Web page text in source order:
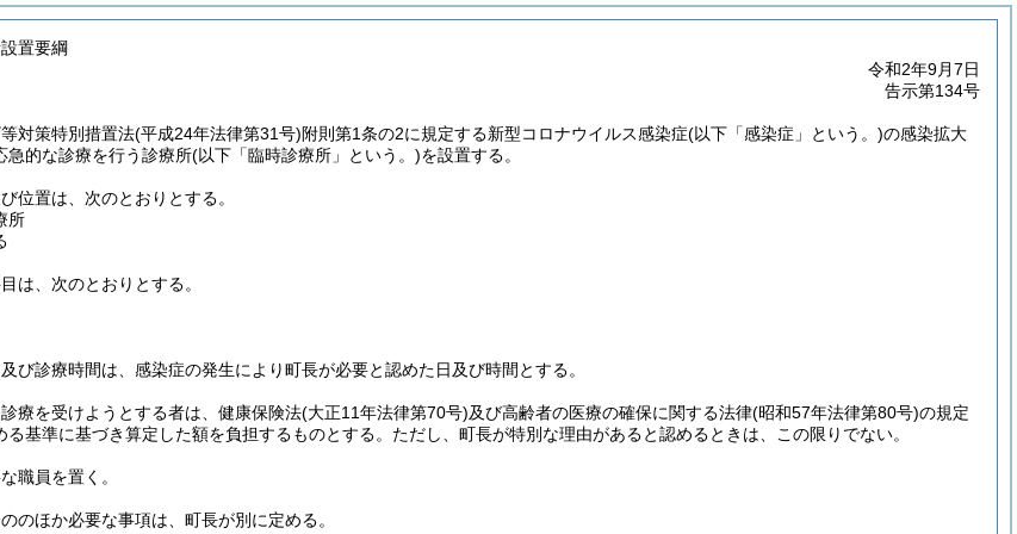
置要綱
令和2年9月7日
告示第134号
対策特別措置法(平成24年法律第31号)附則第1条の2に規定する新型コロナウイルス感染症(以下「感染症」という。)の感染拡大
急的な診療を行う診療所(以下「臨時診療所」という。)を設置する。
位置は、次のとおりとする。
所
は、次のとおりとする。
び診療時間は、感染症の発生により町長が必要と認めた日及び時間とする。
療を受けようとする者は、健康保険法(大正11年法律第70号)及び高齢者の医療の確保に関する法律(昭和57年法律第80号)の規定
基準に基づき算定した額を負担するものとする。 ただし、町長が特別な理由があると認めるときは、この限りでない。
職員を置く。
のほか必要な事項は、町長が別に定める。